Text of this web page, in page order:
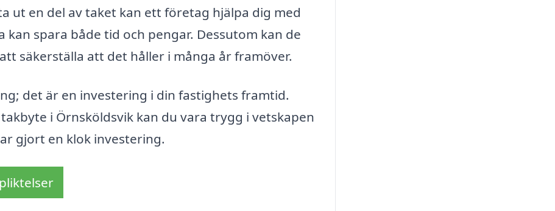
ut en del av taket kan ett företag hjälpa dig med
spara både tid och pengar. Dessutom kan de
säkerställa att det håller i många år framöver.
det är en investering i din fastighets framtid.
i Örnsköldsvik kan du vara trygg i vetskapen
gjort en klok investering.